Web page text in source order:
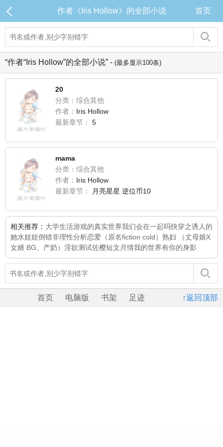
作者《Iris Hollow》的全部小说 首页
“作者“Iris Hollow”的全部小说” - (最多显示100条)
20
分类：综合其他
作者： Iris Hollow
最新章节：
5
mama
分类：综合其他
作者： Iris Hollow
最新章节：
月亮星星 逆位币10
相关推荐： 大学生活游戏的真实世界我们会在一起吗快穿之诱人的
她水娃娃倒错非理性分析恋爱（原名fiction cold） 熟妇 （丈母娘X
女婿 BG、产奶） 淫欲测试佐樱短文 月情我的世界有你的身影
↑返回顶部
首页 电脑版 书架 足迹